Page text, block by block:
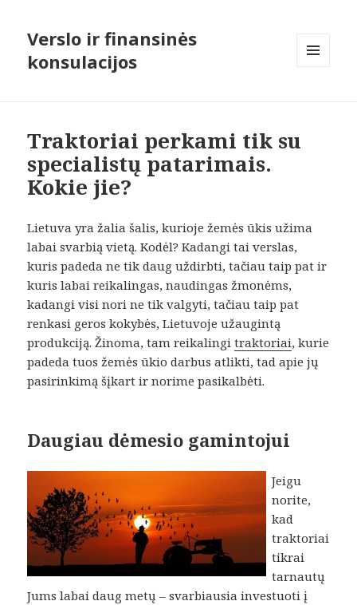
Verslo ir finansinės
konsulacijos
Traktoriai perkami tik su
specialistų patarimais.
Kokie jie?
Lietuva yra žalia šalis, kurioje žemės ūkis užima
labai svarbią vietą. Kodėl? Kadangi tai verslas,
kuris padeda ne tik daug uždirbti, tačiau taip pat ir
kuris labai reikalingas, naudingas žmonėms,
kadangi visi nori ne tik valgyti, tačiau taip pat
renkasi geros kokybės, Lietuvoje užaugintą
produkciją. Žinoma, tam reikalingitraktoriai, kurie
padeda tuos žemės ūkio darbus atlikti, tad apie jų
pasirinkimą šįkart ir norime pasikalbėti.
Daugiau dėmesio gamintojui
Jeigu
norite,
kad
traktoriai
tikrai
tarnautų
Jums labai daug metų – svarbiausia investuoti į